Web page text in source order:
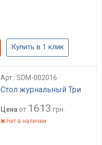
Купить в 1 клик
Арт.: SDM-002016
Стол журнальный Три
Цена от 1613 грн.
Нет в наличии